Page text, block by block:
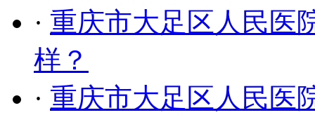
· 重庆市大足区人民医
样？
· 重庆市大足区人民医